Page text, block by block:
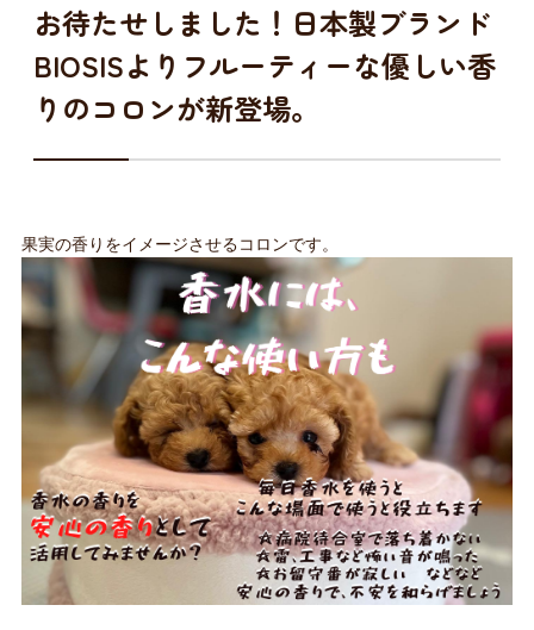
お待たせしました！日本製ブランド
BIOSISよりフルーティーな優しい香
りのコロンが新登場。
果実の香りをイメージさせるコロンです。